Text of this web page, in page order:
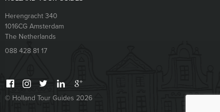
Herengracht 340
1016CG Amsterdam
The Netherlands
088 428 81 17
© Holland Tour Guides 2026